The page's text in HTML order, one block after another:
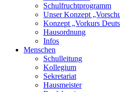
Schulfruchtprogramm
Unser Konzept
Konzept „Vorkurs
Hausordnung
Infos
Menschen
Schulleitung
Kollegium
Sekretariat
Hausmeister